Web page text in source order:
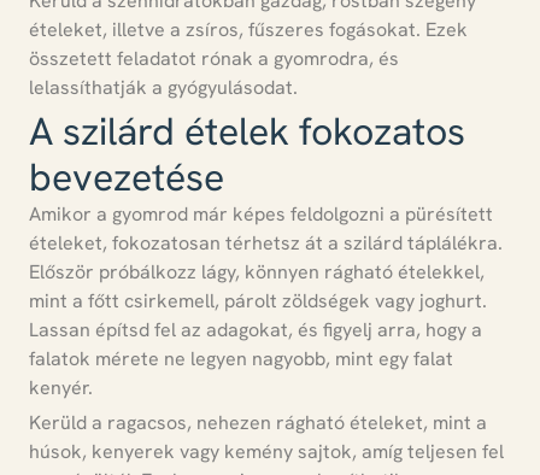
ételeket, illetve a zsíros, fűszeres fogásokat. Ezek
összetett feladatot rónak a gyomrodra, és
lelassíthatják a gyógyulásodat.
A szilárd ételek fokozatos
bevezetése
Amikor a gyomrod már képes feldolgozni a pürésített
ételeket, fokozatosan térhetsz át a szilárd táplálékra.
Először próbálkozz lágy, könnyen rágható ételekkel,
mint a főtt csirkemell, párolt zöldségek vagy joghurt.
Lassan építsd fel az adagokat, és figyelj arra, hogy a
falatok mérete ne legyen nagyobb, mint egy falat
kenyér.
Kerüld a ragacsos, nehezen rágható ételeket, mint a
húsok, kenyerek vagy kemény sajtok, amíg teljesen fel